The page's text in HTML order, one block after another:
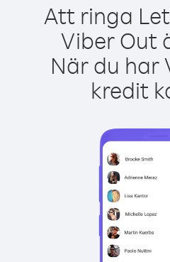
Att ringa
Viber Out
När du har
kredit